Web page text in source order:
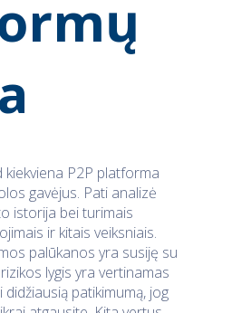
kiekviena P2P platforma
gavėjus. Pati analizė
istorija bei turimais
ir kitais veiksniais.
palūkanos yra susiję su
lygis yra vertinamas
patikimumą, jog